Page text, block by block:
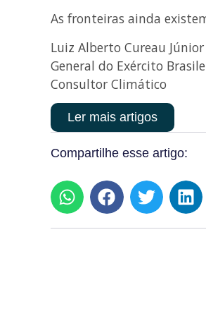
As fronteiras ainda
Luiz Alberto Cureau Júnior
General do Exército
Consultor Climático
Ler mais artigos
Compartilhe esse artigo: